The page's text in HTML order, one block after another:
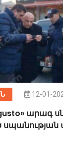
12-01-
արագ